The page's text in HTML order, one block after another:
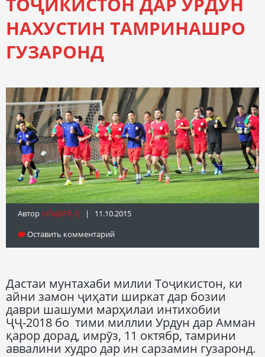
НАХУСТИН ТАМРИНАШРО
ГУЗАРОНД
Автор Info@fft.tj | 11.10.2015
Оставить комментарий
Дастаи мунтахаби милии Тоҷикистон, ки
айни замон ҷиҳати ширкат дар бозии
даври шашуми марҳилаи интихобии
ҶҶ-2018 бо тими миллии Урдун дар Амман
қарор дорад, имрӯз, 11 октябр, тамрини
аввалини худро дар ин сарзамин гузаронд.